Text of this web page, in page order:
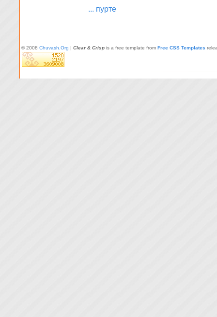
... пурте
© 2008 Chuvash.Org | Clear & Crisp is a free template from Free CSS Templates